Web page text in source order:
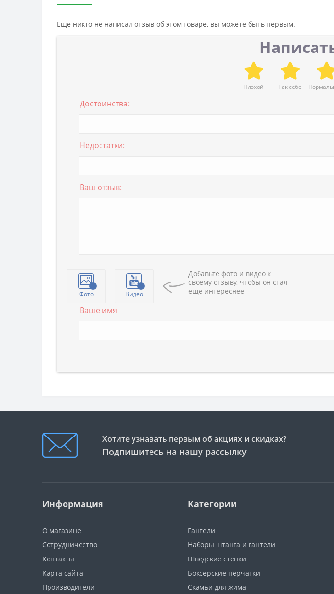
Еще никто не написал отзыв об этом товаре, вы можете быть первым.
Плохой Так себе
Достоинства:
Недостатки:
Ваш отзыв:
Фото Видео
Добавьте фото и видео к
своему отзыву, чтобы он стал
еще интереснее
Ваше имя
Хотите узнавать первым об акциях и скидках?
Подпишитесь на нашу рассылку
Информация
О магазине
Сотрудничество
Контакты
Карта сайта
Производители
Категории
Гантели
Наборы штанга и гантели
Шведские стенки
Боксерские перчатки
Скамьи для жима